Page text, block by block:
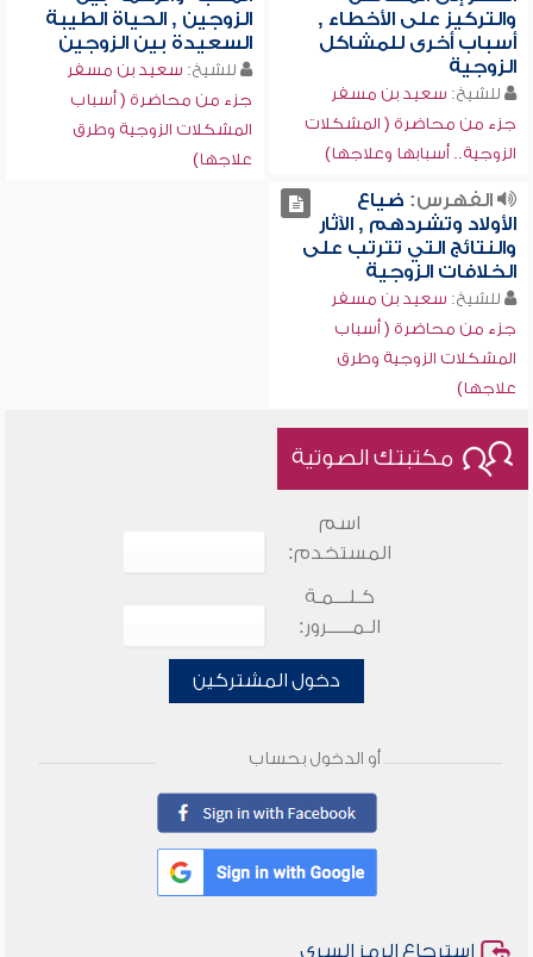
والتركيز على الأخطاء ,
أسباب أخرى للمشاكل
الزوجية
للشيخ: سعيد بن مسفر
جزء من محاضرة ( المشكلات
الزوجية.. أسبابها وعلاجها)
الزوجين , الحياة الطيبة
السعيدة بين الزوجين
للشيخ: سعيد بن مسفر
جزء من محاضرة ( أسباب
المشكلات الزوجية وطرق
علاجها)
الفهرس: ضياع
الأولاد وتشردهم , الآثار
والنتائج التي تترتب على
الخلافات الزوجية
للشيخ: سعيد بن مسفر
جزء من محاضرة ( أسباب
المشكلات الزوجية وطرق
علاجها)
مكتبتك الصوتية
اسم
المستخدم:
كـلـــمـة
الـمـــــرور:
دخول المشتركين
أو الدخول بحساب
استرجاع الرمز السري